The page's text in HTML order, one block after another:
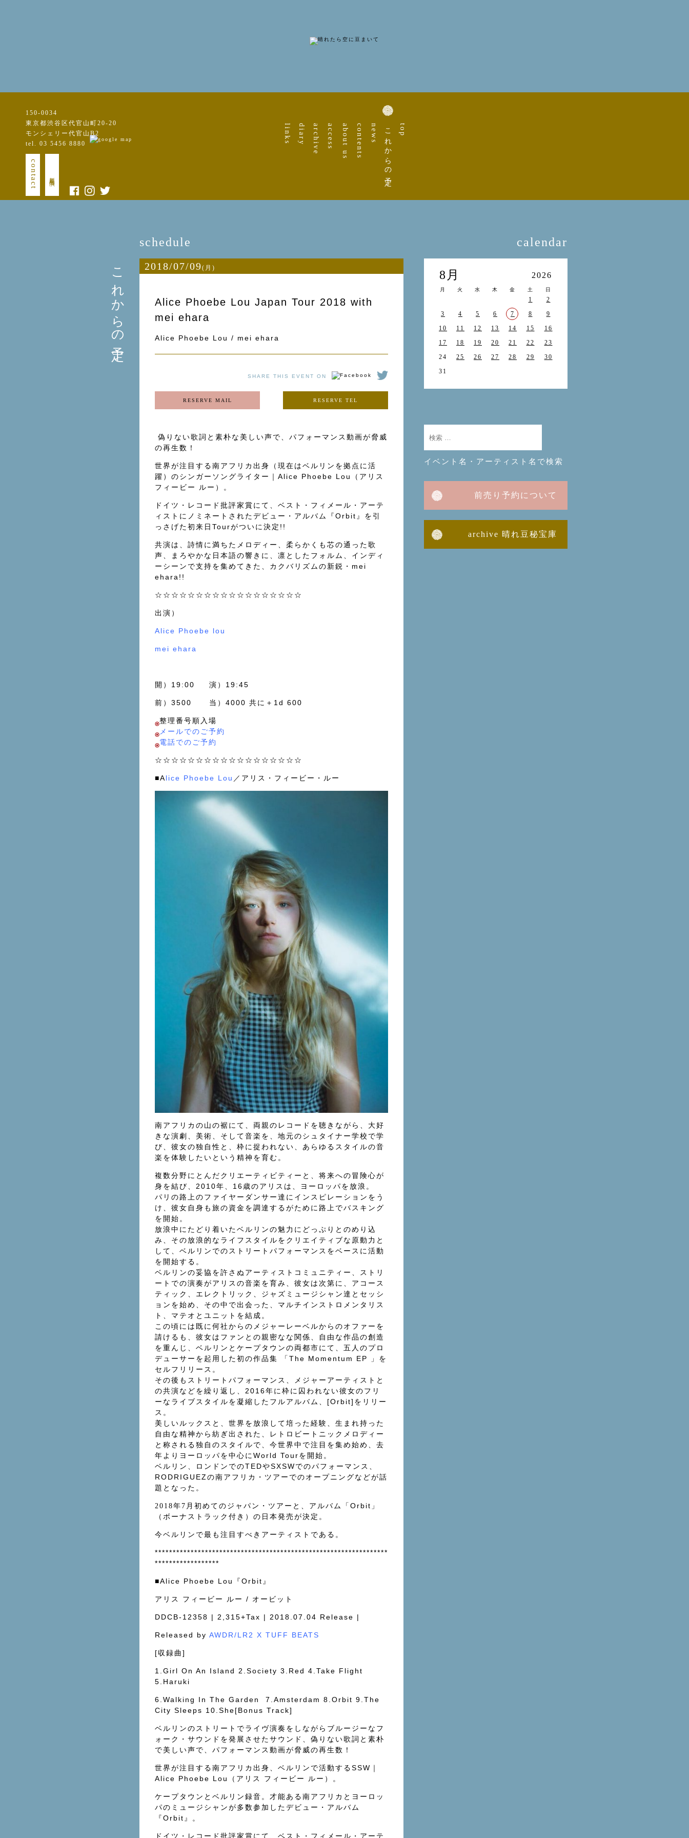
top
これからの予定
news
contents
about us
access
archive
diary
links
150-0034
東京都渋谷区代官山町20-20
モンシェリー代官山B2
tel. 03 5456 8880
contact
これからの予定
schedule
2018/07/09(月)
Alice Phoebe Lou Japan Tour 2018 with
mei ehara
Alice Phoebe Lou / mei ehara
SHARE THIS EVENT ON
RESERVE MAIL RESERVE TEL
偽りない歌詞と素朴な美しい声で、パフォーマンス動画が脅威
の再生数！
世界が注目する南アフリカ出身（現在はベルリンを拠点に活
躍）のシンガーソングライター｜Alice Phoebe Lou（アリス
フィービー ルー）。
ドイツ・レコード批評家賞にて、ベスト・フィメール・アーテ
ィストにノミネートされたデビュー・アルバム『Orbit』を引
っさげた初来日Tourがついに決定!!
共演は、詩情に満ちたメロディー、柔らかくも芯の通った歌
声、まろやかな日本語の響きに、凛としたフォルム、インディ
ーシーンで支持を集めてきた、カクバリズムの新鋭・mei
ehara!!
☆☆☆☆☆☆☆☆☆☆☆☆☆☆☆☆☆☆
出演）
Alice Phoebe lou
mei ehara
開）19:00 演）19:45
前）3500 当）4000 共に＋1d 600
整理番号順入場
メールでのご予約
電話でのご予約
☆☆☆☆☆☆☆☆☆☆☆☆☆☆☆☆☆☆
■Alice Phoebe Lou ／アリス・フィービー・ルー
南アフリカの山の裾にて、両親のレコードを聴きながら、大好
きな演劇、美術、そして音楽を、地元のシュタイナー学校で学
び、彼女の独自性と、枠に捉われない、あらゆるスタイルの音
楽を体験したいという精神を育む。
複数分野にとんだクリエーティビティーと、将来への冒険心が
身を結び、2010年、16歳のアリスは、ヨーロッパを放浪。
パリの路上のファイヤーダンサー達にインスピレーションをう
け、彼女自身も旅の資金を調達するがために路上でバスキング
を開始。
放浪中にたどり着いたベルリンの魅力にどっぷりとのめり込
み、その放浪的なライフスタイルをクリエイティブな原動力と
して、ベルリンでのストリートパフォーマンスをベースに活動
を開始する。
ベルリンの妥協を許さぬアーティストコミュニティー、ストリ
ートでの演奏がアリスの音楽を育み、彼女は次第に、アコース
ティック、エレクトリック、ジャズミュージシャン達とセッシ
ョンを始め、その中で出会った、マルチインストロメンタリス
ト、マテオとユニットを結成。
この頃には既に何社からのメジャーレーベルからのオファーを
請けるも、彼女はファンとの親密なな関係、自由な作品の創造
を重んじ、ベルリンとケープタウンの両都市にて、五人のプロ
デューサーを起用した初の作品集 「The Momentum EP 」を
セルフリリース。
その後もストリートパフォーマンス、メジャーアーティストと
の共演などを繰り返し、2016年に枠に囚われない彼女のフリ
ーなライブスタイルを凝縮したフルアルバム、[Orbit]をリリー
ス。
美しいルックスと、世界を放浪して培った経験、生まれ持った
自由な精神から紡ぎ出された、レトロビートニックメロディー
と称される独自のスタイルで、今世界中で注目を集め始め、去
年よりヨーロッパを中心にWorld Tourを開始。
ベルリン、ロンドンでのTEDやSXSWでのパフォーマンス、
RODRIGUEZの南アフリカ・ツアーでのオープニングなどが話
題となった。
2018年7月初めてのジャパン・ツアーと、 アルバム「Orbit」
（ボーナストラック付き）の日本発売が決定。
今ベルリンで最も注目すべきアーティストである。
*****************************************************************
******************
■Alice Phoebe Lou『Orbit』
アリス フィービー ルー / オービット
DDCB-12358 | 2,315+Tax | 2018.07.04 Release |
Released by AWDR/LR2 X TUFF BEATS
[収録曲]
1.Girl On An Island 2.Society 3.Red 4.Take Flight
5.Haruki
6.Walking In The Garden
7.Amsterdam 8.Orbit 9.The
City Sleeps 10.She[Bonus Track]
ベルリンのストリートでライヴ演奏をしながらブルージーなフ
ォーク・サウンドを発展させたサウンド、偽りない歌詞と素朴
で美しい声で、パフォーマンス動画が脅威の再生数！
世界が注目する南アフリカ出身、ベルリンで活動するSSW｜
Alice Phoebe Lou（アリス フィービー ルー）。
ケープタウンとベルリン録音。才能ある南アフリカとヨーロッ
パのミュージシャンが多数参加したデビュー・アルバム
『Orbit』。
ドイツ・レコード批評家賞にて、ベスト・フィメール・アーテ
calendar
8月 2026
月 火 水 木 金 土 日
1
2
3
4 5 6 7 8
9
10
11 12 13 14 15
16
17
18 19 20 21 22
23
24
25 26 27 28 29
30
31
イベント名・アーティスト名で検索
前売り予約について
archive 晴れ豆秘宝庫